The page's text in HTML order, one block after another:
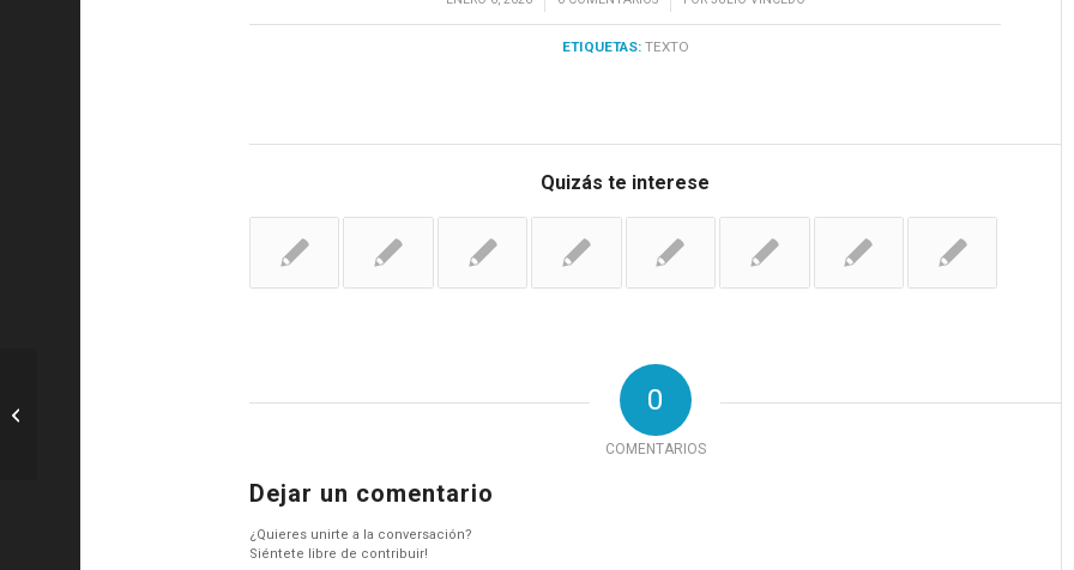
ETIQUETAS: TEXTO
Quizás te interese
0
COMENTARIOS
Dejar un comentario
¿Quieres unirte a la conversación?
Siéntete libre de contribuir!